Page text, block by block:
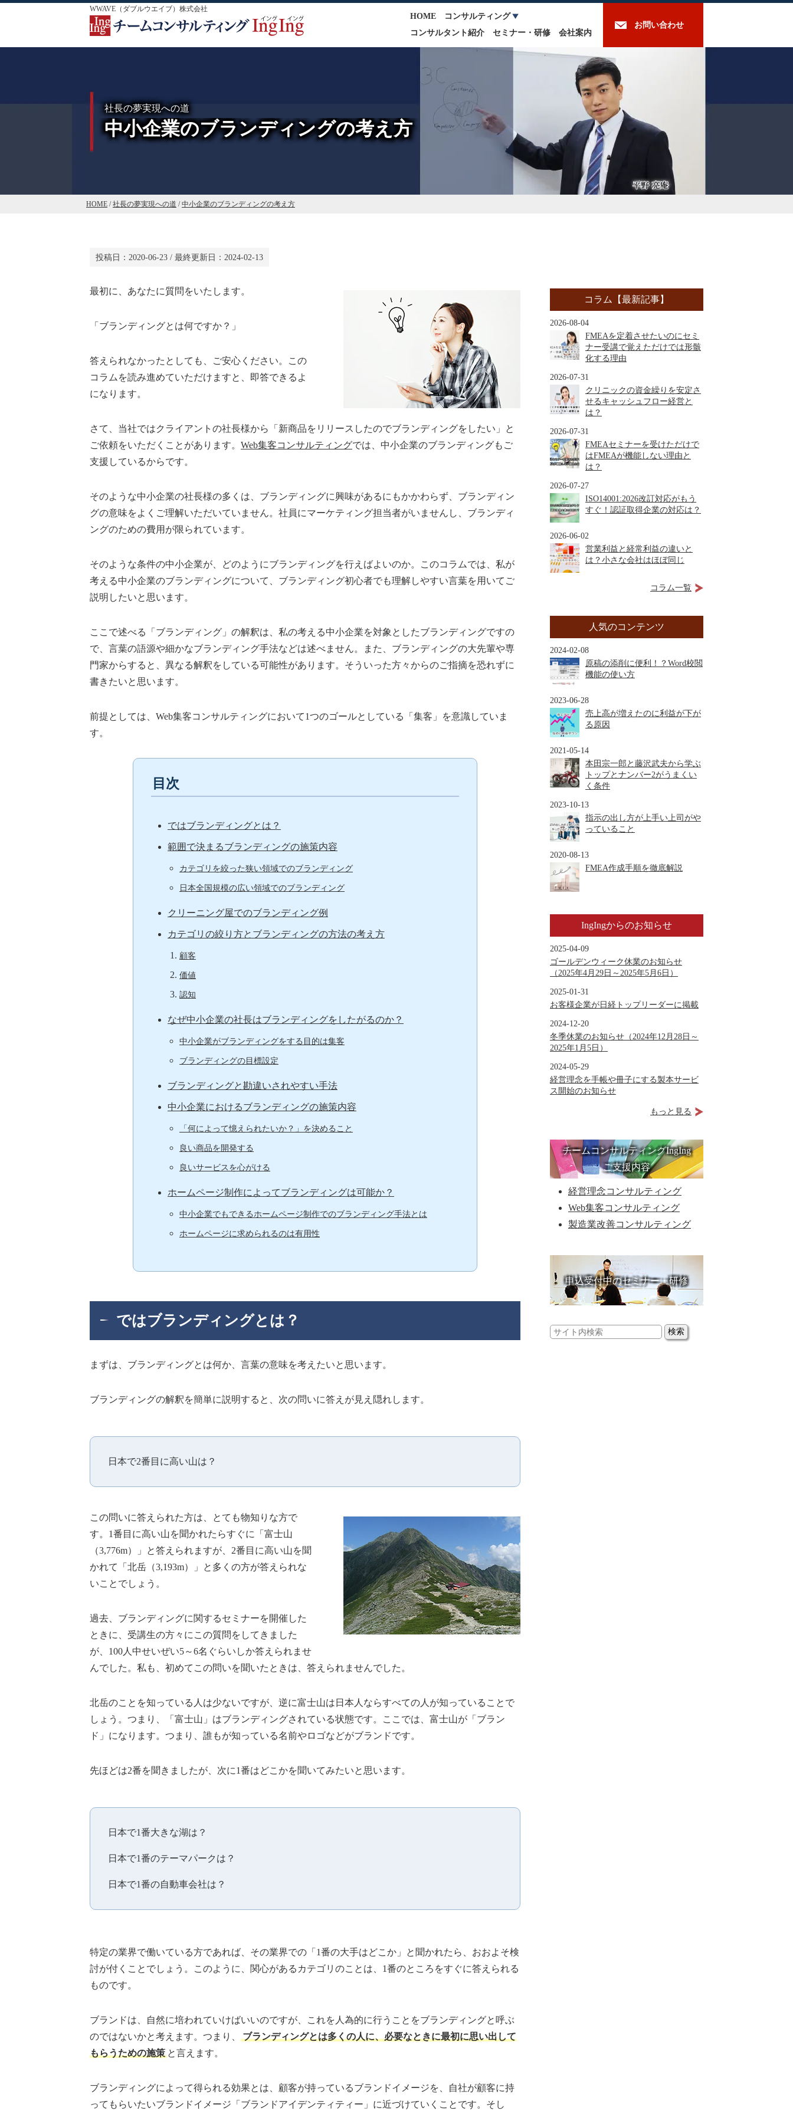
WWAVE（ダブルウエイブ）株式会社
お問い合わせ
HOME
コンサルティング
コンサルタント紹介
セミナー・研修 会社案内
社長の夢実現への道
中小企業のブランディングの考え方
HOME /社長の夢実現への道 /中小企業のブランディングの考え方
投稿日： 2020-06-23 / 最終更新日： 2024-02-13
最初に、あなたに質問をいたします。
「ブランディングとは何ですか？」
答えられなかったとしても、ご安心ください。この
コラムを読み進めていただけますと、即答できるよ
になります。
さて、当社ではクライアントの社長様から「新商品をリリースしたのでブランディングをしたい」と
ご依頼をいただくことがあります。 Web集客コンサルティングでは、中小企業のブランディングもご
支援しているからです。
そのような中小企業の社長様の多くは、ブランディングに興味があるにもかかわらず、ブランディン
グの意味をよくご理解いただいていません。社員にマーケティング担当者がいませんし、ブランディ
ングのための費用が限られています。
そのような条件の中小企業が、どのようにブランディングを行えばよいのか。このコラムでは、私が
考える中小企業のブランディングについて、ブランディング初心者でも理解しやすい言葉を用いてご
説明したいと思います。
ここで述べる「ブランディング」の解釈は、私の考える中小企業を対象としたブランディングですの
で、言葉の語源や細かなブランディング手法などは述べません。また、ブランディングの大先輩や専
門家からすると、異なる解釈をしている可能性があります。そういった方々からのご指摘を恐れずに
書きたいと思います。
前提としては、Web集客コンサルティングにおいて1つのゴールとしている「集客」を意識していま
す。
目次
ではブランディングとは？
範囲で決まるブランディングの施策内容
カテゴリを絞った狭い領域でのブランディング
日本全国規模の広い領域でのブランディング
クリーニング屋でのブランディング例
カテゴリの絞り方とブランディングの方法の考え方
顧客
価値
認知
なぜ中小企業の社長はブランディングをしたがるのか？
中小企業がブランディングをする目的は集客
ブランディングの目標設定
ブランディングと勘違いされやすい手法
中小企業におけるブランディングの施策内容
「何によって憶えられたいか？」を決めること
良い商品を開発する
良いサービスを心がける
ホームページ制作によってブランディングは可能か？
中小企業でもできるホームページ制作でのブランディング手法とは
ホームページに求められるのは有用性
ではブランディングとは？
まずは、ブランディングとは何か、言葉の意味を考えたいと思います。
ブランディングの解釈を簡単に説明すると、次の問いに答えが見え隠れします。
日本で2番目に高い山は？
この問いに答えられた方は、とても物知りな方で
す。1番目に高い山を聞かれたらすぐに「富士山
（3,776m）」と答えられますが、2番目に高い山を聞
かれて「北岳（3,193m）」と多くの方が答えられな
いことでしょう。
過去、ブランディングに関するセミナーを開催した
ときに、受講生の方々にこの質問をしてきました
が、100人中せいぜい5～6名ぐらいしか答えられませ
んでした。私も、初めてこの問いを聞いたときは、答えられませんでした。
北岳のことを知っている人は少ないですが、逆に富士山は日本人ならすべての人が知っていることで
しょう。つまり、「富士山」はブランディングされている状態です。ここでは、富士山が「ブラン
ド」になります。つまり、誰もが知っている名前やロゴなどがブランドです。
先ほどは2番を聞きましたが、次に1番はどこかを聞いてみたいと思います。
日本で1番大きな湖は？
日本で1番のテーマパークは？
日本で1番の自動車会社は？
特定の業界で働いている方であれば、その業界での「1番の大手はどこか」と聞かれたら、おおよそ検
討が付くことでしょう。このように、関心があるカテゴリのことは、1番のところをすぐに答えられる
ものです。
ブランドは、自然に培われていけばいいのですが、これを人為的に行うことをブランディングと呼ぶ
のではないかと考えます。つまり、
ブランディングとは多くの人に、必要なときに最初に思い出して
もらうための施策 と言えます。
ブランディングによって得られる効果とは、顧客が持っているブランドイメージを、自社が顧客に持
ってもらいたいブランドイメージ「ブランドアイデンティティー」に近づけていくことです。そし
コラム【最新記事】
2026-08-04
FMEAを定着させたいのにセミ
ナー受講で覚えただけでは形骸
化する理由
2026-07-31
クリニックの資金繰りを安定さ
せるキャッシュフロー経営と
は？
2026-07-31
FMEAセミナーを受けただけで
はFMEAが機能しない理由と
は？
2026-07-27
ISO14001:2026改訂対応がもう
すぐ！認証取得企業の対応は？
2026-06-02
営業利益と経常利益の違いと
は？小さな会社はほぼ同じ
コラム一覧
人気のコンテンツ
2024-02-08
原稿の添削に便利！？Word校閲
機能の使い方
2023-06-28
売上高が増えたのに利益が下が
る原因
2021-05-14
本田宗一郎と藤沢武夫から学ぶ
トップとナンバー2がうまくい
く条件
2023-10-13
指示の出し方が上手い上司がや
っていること
2020-08-13
FMEA作成手順を徹底解説
IngIngからのお知らせ
2025-04-09
ゴールデンウィーク休業のお知らせ
（2025年4月29日～2025年5月6日）
2025-01-31
お客様企業が日経トップリーダーに掲載
2024-12-20
冬季休業のお知らせ（2024年12月28日～
2025年1月5日）
2024-05-29
経営理念を手帳や冊子にする製本サービ
ス開始のお知らせ
もっと見る
チームコンサルティングIngIng
ご支援内容
経営理念コンサルティング
Web集客コンサルティング
製造業改善コンサルティング
申込受付中のセミナー・研修